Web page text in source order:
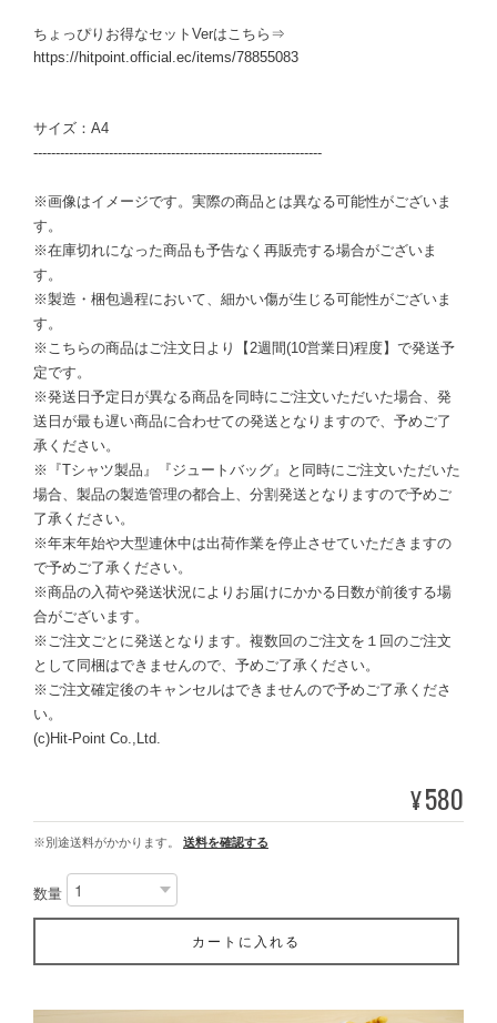
ちょっぴりお得なセットVerはこちら⇒
https://hitpoint.official.ec/items/78855083
サイズ：A4
-----------------------------------------------------------------
※画像はイメージです。実際の商品とは異なる可能性がございま
す。
※在庫切れになった商品も予告なく再販売する場合がございま
す。
※製造・梱包過程において、細かい傷が生じる可能性がございま
す。
※こちらの商品はご注文日より【2週間(10営業日)程度】で発送予
定です。
※発送日予定日が異なる商品を同時にご注文いただいた場合、発
送日が最も遅い商品に合わせての発送となりますので、予めご了
承ください。
※『Tシャツ製品』『ジュートバッグ』と同時にご注文いただいた
場合、製品の製造管理の都合上、分割発送となりますので予めご
了承ください。
※年末年始や大型連休中は出荷作業を停止させていただきますの
で予めご了承ください。
※商品の入荷や発送状況によりお届けにかかる日数が前後する場
合がございます。
※ご注文ごとに発送となります。複数回のご注文を１回のご注文
として同梱はできませんので、予めご了承ください。
※ご注文確定後のキャンセルはできませんので予めご了承くださ
い。
(c)Hit-Point Co.,Ltd.
¥580
※別途送料がかかります。 送料を確認する
数量
カートに入れる